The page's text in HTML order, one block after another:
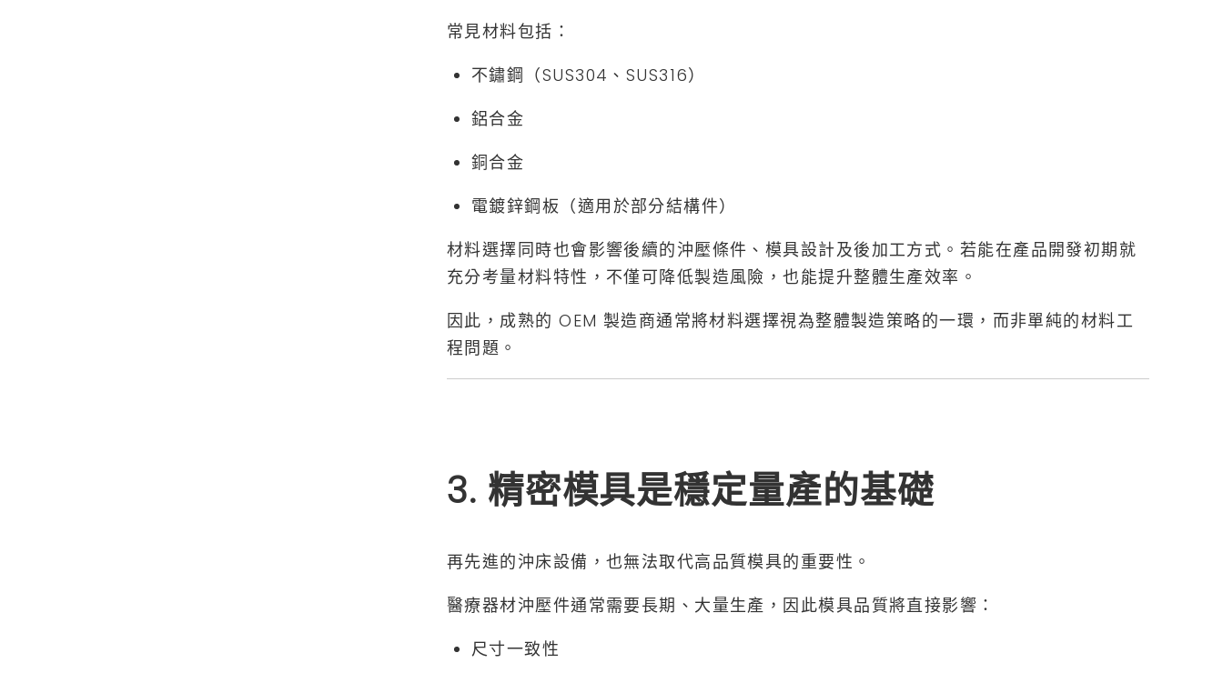
常見材料包括：
不鏽鋼（SUS304、SUS316）
鋁合金
銅合金
電鍍鋅鋼板（適用於部分結構件）
材料選擇同時也會影響後續的沖壓條件、模具設計及後加工方式。若能在產品開發初期就
充分考量材料特性，不僅可降低製造風險，也能提升整體生產效率。
因此，成熟的 OEM 製造商通常將材料選擇視為整體製造策略的一環，而非單純的材料工
程問題。
3. 精密模具是穩定量產的基礎
再先進的沖床設備，也無法取代高品質模具的重要性。
醫療器材沖壓件通常需要長期、大量生產，因此模具品質將直接影響：
尺寸一致性